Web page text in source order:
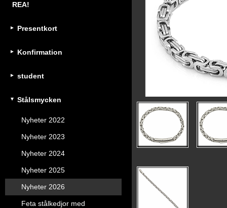
REA!
Presentkort
Konfirmation
student
Stålsmycken
Nyheter 2022
Nyheter 2023
Nyheter 2024
Nyheter 2025
Nyheter 2026
Feta stålkedjor med